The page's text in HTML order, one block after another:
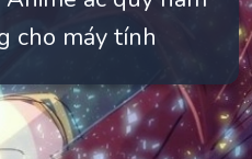
cho máy tính